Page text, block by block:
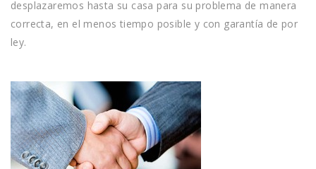
desplazaremos hasta su casa para su problema de manera
correcta, en el menos tiempo posible y con garantía de por
ley.